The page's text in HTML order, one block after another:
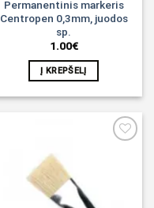
Permanentinis markeris
Centropen 0,3mm, juodos
sp.
1.00€
Į KREPŠELĮ